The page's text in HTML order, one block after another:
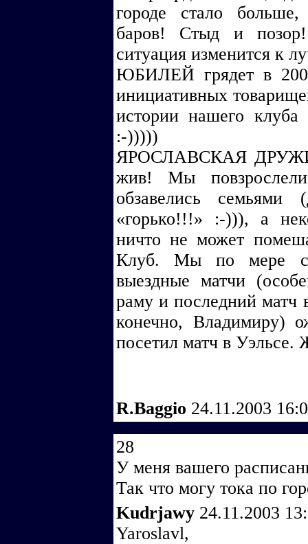
городе стало
баров! Стыд и
ситуация изменится к
ЮБИЛЕЙ грядет в
инициативных
истории нашего
:-)))))
ЯРОСЛАВСКАЯ
жив! Мы
обзавелись
«горько!!!» :-))), а
ничто не может
Клуб. Мы по мере
выездные матчи
раму и последний
конечно, Владимиру)
посетил матч в
R.Baggio 24.11.2003
28
У меня вашего
Так что могу тока по
Kudrjawy 24.11.2003
Yaroslavl,